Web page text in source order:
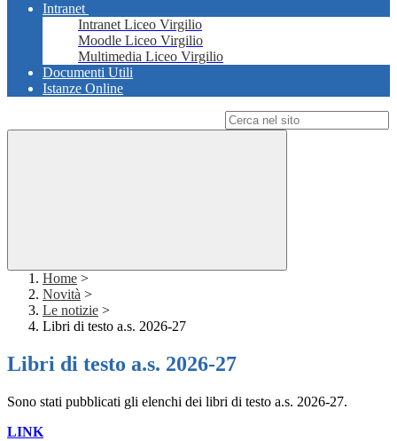
Intranet
Intranet Liceo Virgilio
Moodle Liceo Virgilio
Multimedia Liceo Virgilio
Documenti Utili
Istanze Online
Home >
Novità >
Le notizie >
Libri di testo a.s. 2026-27
Libri di testo a.s. 2026-27
Sono stati pubblicati gli elenchi dei libri di testo a.s. 2026-27.
LINK